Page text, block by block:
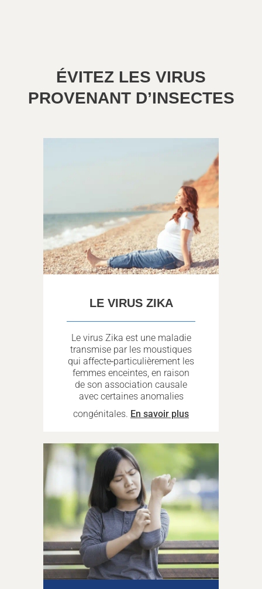
ÉVITEZ LES VIRUS
PROVENANT D’INSECTES
LE VIRUS ZIKA
Le virus Zika est une maladie
transmise par les moustiques
qui affecte particulièrement les
femmes enceintes, en raison
de son association causale
avec certaines anomalies
congénitales. En savoir plus